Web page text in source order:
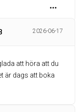
2026-06-17
att höra att du
är dags att boka